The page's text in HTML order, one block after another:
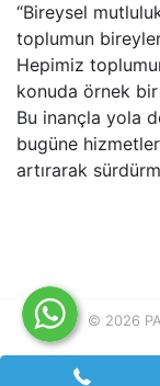
“Bireysel
toplumun
Hepimiz
konuda örnek bir
Bu inançla yola
bugüne
artırarak
© 2026